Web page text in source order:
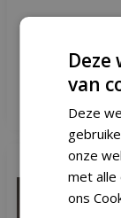
Meer
van
Deze
onze
met alle
ons